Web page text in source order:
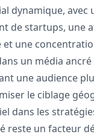
dynamique, avec
de startups, une
une
un média
une audience
le ciblage
dans les
reste un facteur